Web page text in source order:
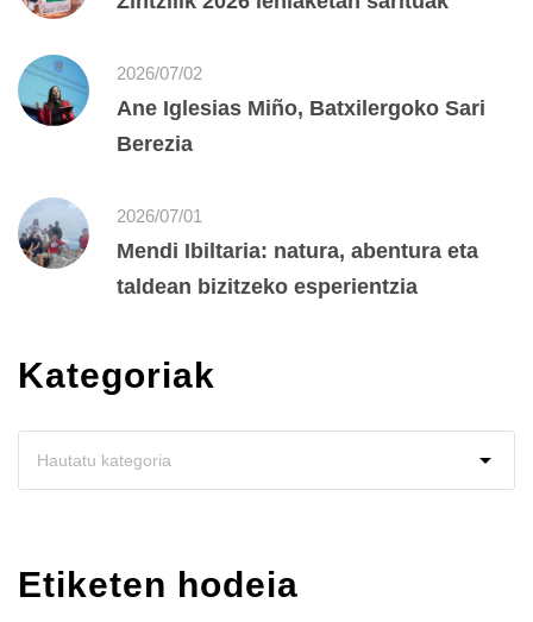
2026/07/02
Ane Iglesias Miño, Batxilergoko Sari
Berezia
2026/07/01
Mendi Ibiltaria: natura, abentura eta
taldean bizitzeko esperientzia
Kategoriak
Etiketen hodeia